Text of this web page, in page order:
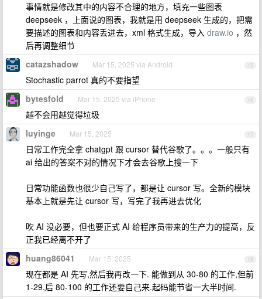
事情就是修改其中的内容不合理的地方，填充一些图表
deepseek ，上面说的图表，我就是用 deepseek 生成的，把需
要描述的图表和内容丢进去，xml 格式生成，导入 draw.io ，然
后再调整细节
15
catazshadow Mar 15, 2025 via Android
Stochastic parrot 真的不要指望
16
bytesfold Mar 15, 2025 via iPhone
越不会用越觉得垃圾
17
luyinge Mar 15, 2025
日常工作完全拿 chatgpt 跟 cursor 替代谷歌了。。。一般只有
ai 给出的答案不对的情况下才会去谷歌上搜一下
日常功能函数也很少自己写了，都是让 cursor 写。全新的模块
基本上就是先让 cursor 写，写完了我再进去优化
吹 AI 没必要，但也要正式 AI 给程序员带来的生产力的提高，反
正我已经离不开了
18
huang86041 Mar 15, 2025
现在都是 AI 先写,然后我再改一下. 能做到从 30-80 的工作,但前
1-29,后 80-100 的工作还要自己来.起码能节省一大半时间.